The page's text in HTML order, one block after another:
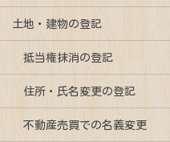
土地・建物の登記
抵当権抹消の登記
住所・氏名変更の登記
不動産売買での名義変更